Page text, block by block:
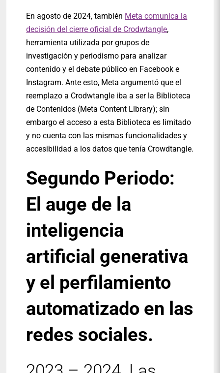
En agosto de 2024, también Meta comunica la
decisión del cierre oficial de Crodwtangle,
herramienta utilizada por grupos de
investigación y periodismo para analizar
contenido y el debate público en Facebook e
Instagram. Ante esto, Meta argumentó que el
reemplazo a Crodwtangle iba a ser la Biblioteca
de Contenidos (Meta Content Library); sin
embargo el acceso a esta Biblioteca es limitado
y no cuenta con las mismas funcionalidades y
accesibilidad a los datos que tenía Crowdtangle.
Segundo Periodo:
El auge de la
inteligencia
artificial generativa
y el perfilamiento
automatizado en las
redes sociales.